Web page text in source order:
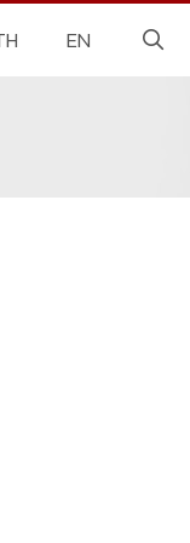
EN